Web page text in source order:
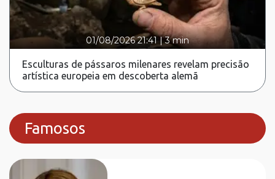
01/08/2026 21:41 |3 min
Esculturas de pássaros milenares revelam precisão
artística europeia em descoberta alemã
Famosos